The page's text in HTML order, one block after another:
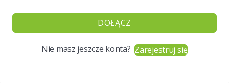
DOŁĄCZ
Nie masz jeszcze konta?Zarejestruj się